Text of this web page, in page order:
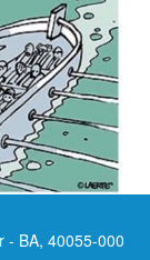
- BA, 40055-000